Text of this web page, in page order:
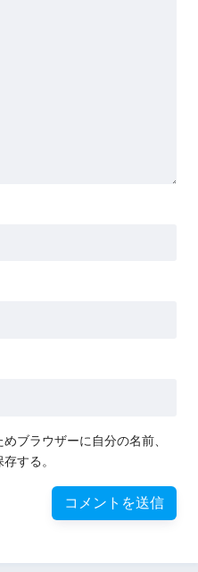
ブラウザーに自分の名前、
する。